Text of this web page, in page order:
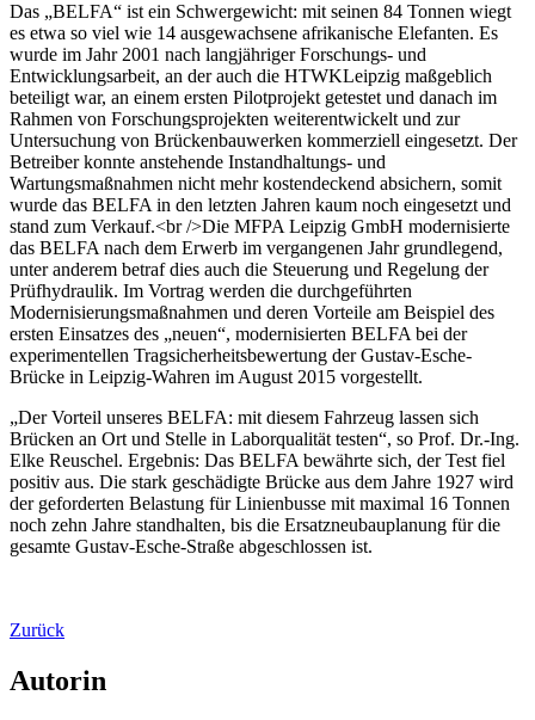
Das „BELFA“ ist ein Schwergewicht: mit seinen 84 Tonnen wiegt
es etwa so viel wie 14 ausgewachsene afrikanische Elefanten. Es
wurde im Jahr 2001 nach langjähriger Forschungs- und
Entwicklungsarbeit, an der auch die HTWKLeipzig maßgeblich
beteiligt war, an einem ersten Pilotprojekt getestet und danach im
Rahmen von Forschungsprojekten weiterentwickelt und zur
Untersuchung von Brückenbauwerken kommerziell eingesetzt. Der
Betreiber konnte anstehende Instandhaltungs- und
Wartungsmaßnahmen nicht mehr kostendeckend absichern, somit
wurde das BELFA in den letzten Jahren kaum noch eingesetzt und
stand zum Verkauf.<br />Die MFPA Leipzig GmbH modernisierte
das BELFA nach dem Erwerb im vergangenen Jahr grundlegend,
unter anderem betraf dies auch die Steuerung und Regelung der
Prüfhydraulik. Im Vortrag werden die durchgeführten
Modernisierungsmaßnahmen und deren Vorteile am Beispiel des
ersten Einsatzes des „neuen“, modernisierten BELFA bei der
experimentellen Tragsicherheitsbewertung der Gustav-Esche-
Brücke in Leipzig-Wahren im August 2015 vorgestellt.
„Der Vorteil unseres BELFA: mit diesem Fahrzeug lassen sich
Brücken an Ort und Stelle in Laborqualität testen“, so Prof. Dr.-Ing.
Elke Reuschel. Ergebnis: Das BELFA bewährte sich, der Test fiel
positiv aus. Die stark geschädigte Brücke aus dem Jahre 1927 wird
der geforderten Belastung für Linienbusse mit maximal 16 Tonnen
noch zehn Jahre standhalten, bis die Ersatzneubauplanung für die
gesamte Gustav-Esche-Straße abgeschlossen ist.
Zurück
Autorin